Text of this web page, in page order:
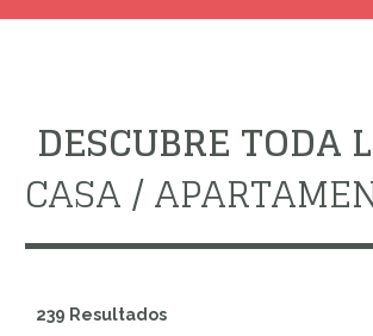
DESCUBRE TODA
CASA /
239 Resultados